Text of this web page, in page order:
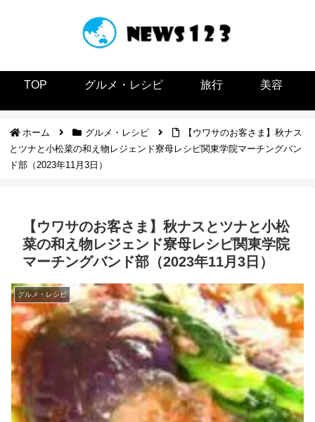
TOP グルメ・レシピ 旅行 美容
ホーム グルメ・レシピ
【ウワサのお客さま】秋ナス
とツナと小松菜の和え物レジェンド寮母レシピ関東学院マーチングバン
ド部（2023年11月3日）
【ウワサのお客さま】秋ナスとツナと小松
菜の和え物レジェンド寮母レシピ関東学院
マーチングバンド部（2023年11月3日）
グルメ・レシピ